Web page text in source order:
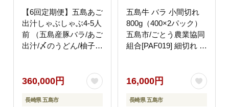
【6回定期便】五島あご
出汁しゃぶしゃぶ4-5人
前 （五島産豚バラ/あご
出汁/〆のうどん/柚子胡
ん 豚肉 出汁 鍋 お鍋
360,000円
長崎県 五島市
五島牛 バラ 小間切れ
800g（400×2パック）
五島市/ごとう農業協同
組合[PAF019] 細切れ 切
牛肉 牛 パック お取り
寄せ 取り寄せ 炒め物
炒めもの
16,000円
長崎県 五島市